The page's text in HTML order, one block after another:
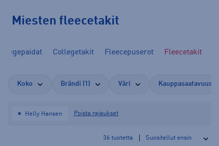
Miesten fleecetakit
Collegetakit Fleecepuserot Fleecetakit
Koko Brändi (1) Väri Kauppasaatavuus
✖ Helly Hansen Poista rajaukset
36 tuotetta